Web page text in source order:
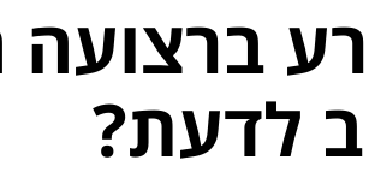
לדעת?